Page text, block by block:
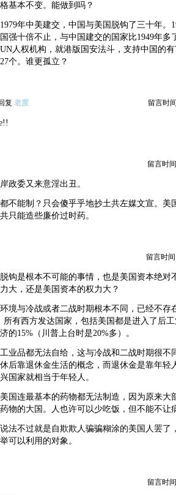
基本不变。能做到吗？
年中美建交，中国与美国脱钩了三十年。
强十倍不止，与中国建交的国家比1949年多
人权机构，就港版国安法斗，支持中国的
个。谁更孤立？
复 老度 留言时
留言时
政委又来意淫出丑。
不能制？只会傻乎乎地抄土共左媒文宣。美
只能造些廉价过时药。
留言时间
钩是根本不可能的事情，也是美国资本绝对
大，还是美国资本的权力大？
境与冷战或者二战时期根本不同，已经不存
所有西方发达国家，包括美国都是进入了后
的15%（川普上台时是20%多）。
业品都无法自给，这与冷战和二战时期很不
后靠退休金生活的概念，而退休金是靠年轻
国家就相当于年轻人。
国连最基本的药物都无法制造，因为原来大
物的大国。人也许可以少吃饭，但不能不让
法不过就是自欺欺人骗骗糊涂的美国人罢了
可以利用的对象。
留言时